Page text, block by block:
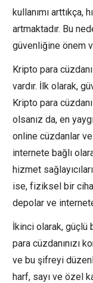
kullanımı arttıkça,
artmaktadır. Bu
güvenliğine önem
Kripto para
vardır. İlk olarak,
Kripto para
olsanız da, en
online cüzdanlar
internete bağlı
hizmet
ise, fiziksel bir
depolar ve
İkinci olarak, güçlü
para cüzdanınızı
ve bu şifreyi
harf, sayı ve özel